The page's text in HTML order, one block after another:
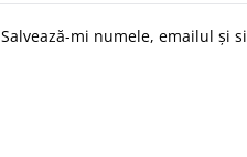
Salvează-mi numele, emailul și